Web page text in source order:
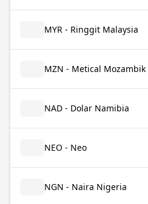
MYR - Ringgit Malaysia
MZN - Metical Mozambik
NAD - Dolar Namibia
NEO - Neo
NGN - Naira Nigeria